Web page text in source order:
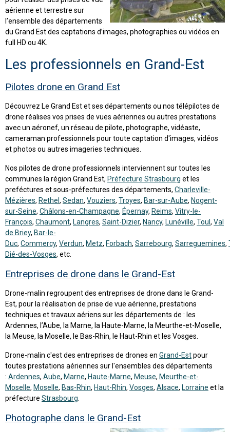
aérienne et terrestre sur
l’ensemble des départements
du Grand Est des captations d’images, photographies ou vidéos en
full HD ou 4K.
Les professionnels en Grand-Est
Pilotes drone en Grand Est
Découvrez Le Grand Est et ses départements ou nos télépilotes de
drone réalises vos prises de vues aériennes ou autres prestations
avec un aéronef, un réseau de pilote, photographe, vidéaste,
cameraman professionnels pour toute captation d'images, vidéos
et photos ou autres imageries techniques.
Nos pilotes de drone professionnels interviennent sur toutes les
communes la région Grand Est, Préfecture Strasbourg et les
preféctures et sous-préfectures des départements, Charleville-
Mézières, Rethel , Sedan, Vouziers, Troyes, Bar-sur-Aube, Nogent-
sur-Seine, Châlons-en-Champagne, Épernay, Reims, Vitry-le-
François, Chaumont, Langres, Saint-Dizier, Nancy, Lunéville, Toul , Val
de Briey, Bar-le-
Duc, Commercy, Verdun, Metz, Forbach, Sarrebourg, Sarreguemines,
Dié-des-Vosges, etc.
Entreprises de drone dans le Grand-Est
Drone-malin regroupent des entreprises de drone dans le Grand-
Est, pour la réalisation de prise de vue aérienne, prestations
techniques et travaux aériens sur les départements de : les
Ardennes, l’Aube, la Marne, la Haute-Marne, la Meurthe-et-Moselle,
la Meuse, la Moselle, le Bas-Rhin, le Haut-Rhin et les Vosges.
Drone-malin c'est des entreprises de drones en Grand-Estpour
toutes prestations aériennes sur l'ensembles des départements
: Ardennes, Aube, Marne, Haute-Marne, Meuse, Meurthe-et-
Moselle, Moselle, Bas-Rhin, Haut-Rhin, Vosges, Alsace, Lorraine et la
préfecture Strasbourg
Photographe dans le Grand-Est